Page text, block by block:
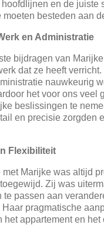
en de juiste
moeten besteden aan
en Administratie
bijdragen van
dat ze heeft
nauwkeurig
het voor ons veel
beslissingen te
en precisie zorgden
Flexibiliteit
met Marijke was altijd
Zij was
te passen aan
pragmatische
het appartement en het